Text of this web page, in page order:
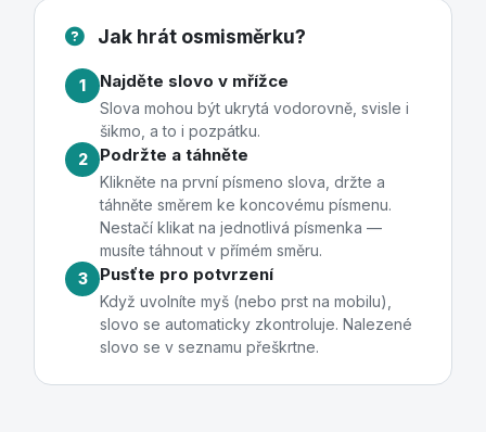
Jak hrát osmisměrku?
1 Najděte slovo v mřížce
Slova mohou být ukrytá vodorovně, svisle i
šikmo, a to i pozpátku.
2
Podržte a táhněte
Klikněte na první písmeno slova, držte a
táhněte směrem ke koncovému písmenu.
Nestačí klikat na jednotlivá písmenka —
musíte táhnout v přímém směru.
3
Pusťte pro potvrzení
Když uvolníte myš (nebo prst na mobilu),
slovo se automaticky zkontroluje. Nalezené
slovo se v seznamu přeškrtne.